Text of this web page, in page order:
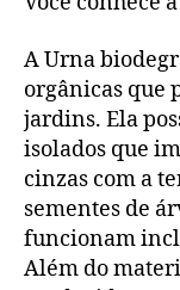
A Urna
orgânicas que
jardins. Ela
isolados que
cinzas com a
sementes de
funcionam
Além do